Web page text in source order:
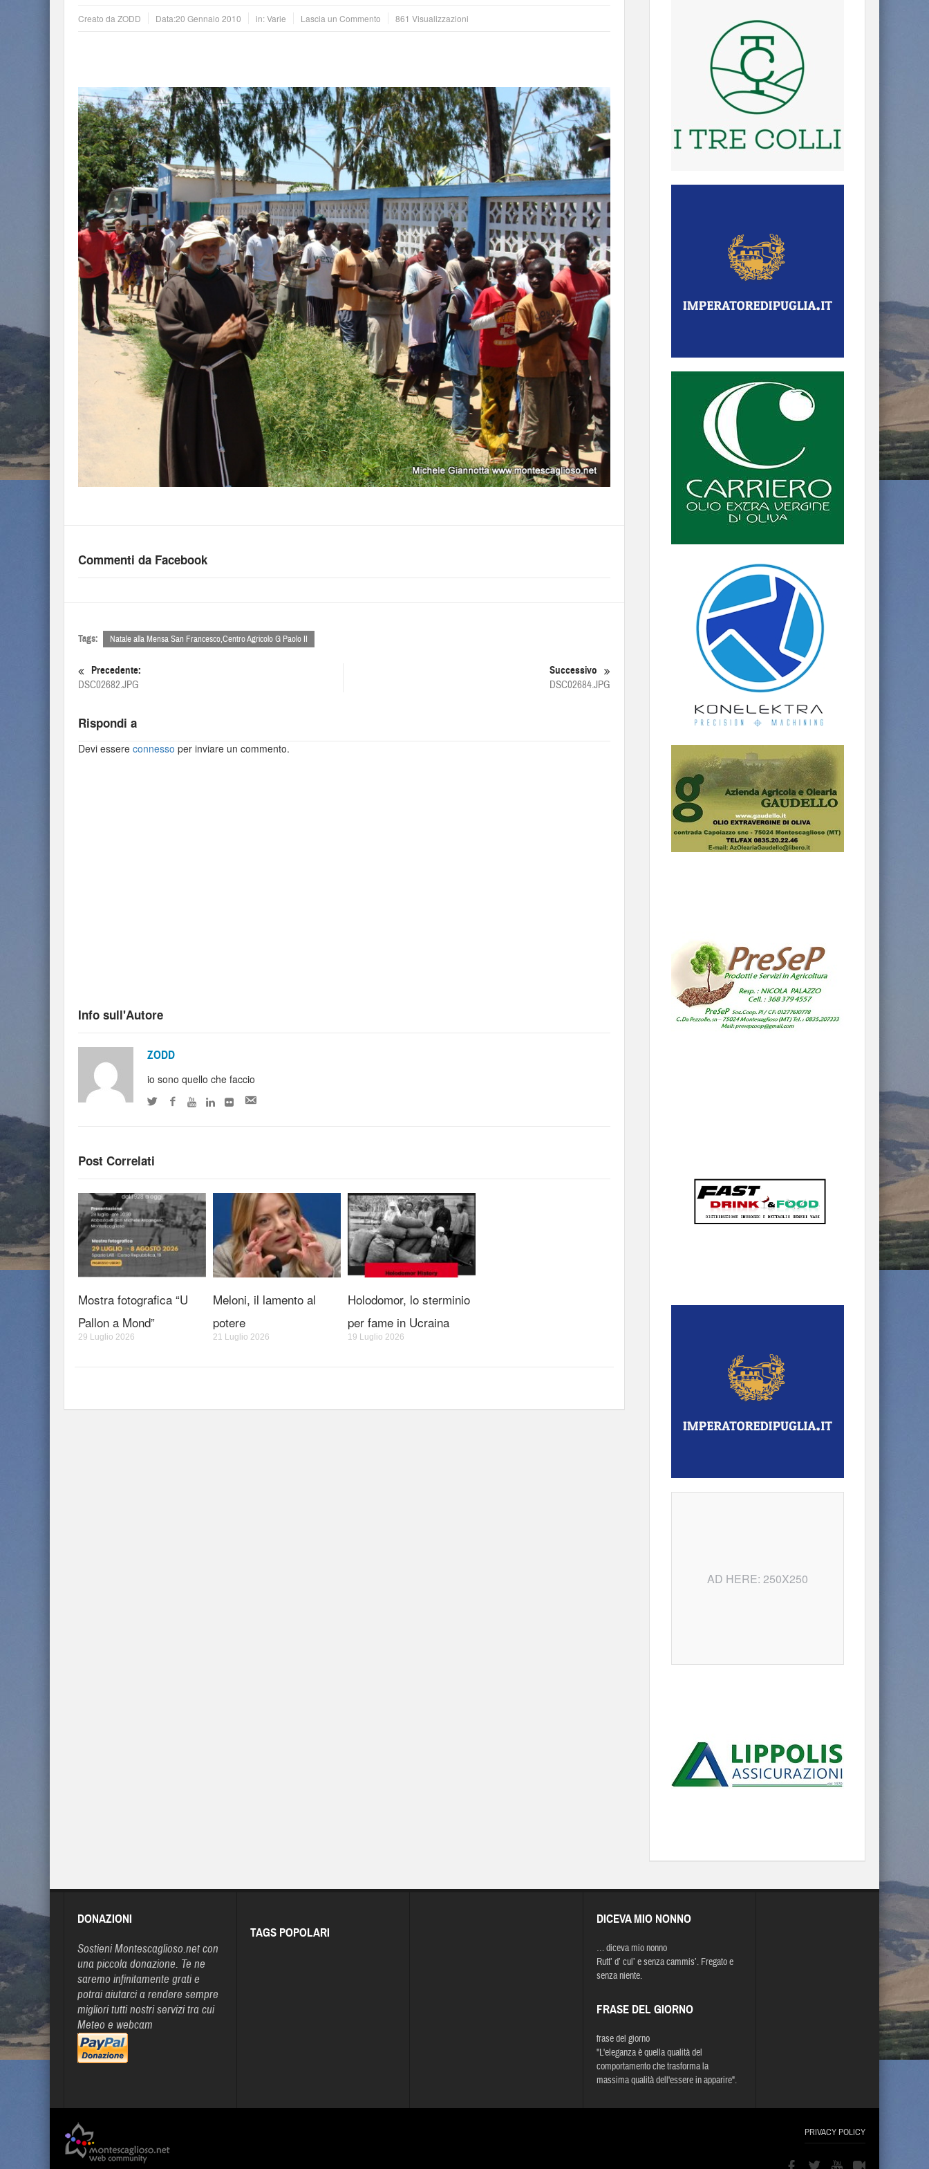
Creato da ZODD Data:20 Gennaio 2010 in:Varie Lascia un Commento 861 Visualizzazioni
Commenti da Facebook
Tags: Natale alla Mensa San Francesco,Centro Agricolo G Paolo II
Precedente:
DSC02682.JPG
Successivo
DSC02684.JPG
Rispondi a
Devi essere connesso per inviare un commento.
Info sull'Autore
ZODD
io sono quello che faccio
Post Correlati
Mostra fotografica “U
Pallon a Mond”
29 Luglio 2026
Meloni, il lamento al
potere
21 Luglio 2026
Holodomor, lo sterminio
per fame in Ucraina
19 Luglio 2026
AD HERE: 250X250
DONAZIONI
Sostieni Montescaglioso.net con
una piccola donazione. Te ne
saremo infinitamente grati e
potrai aiutarci a rendere sempre
migliori tutti nostri servizi tra cui
Meteo e webcam
TAGS POPOLARI
DICEVA MIO NONNO
… diceva mio nonno
Rutt’ d’ cul’ e senza cammis’. Fregato e
senza niente.
FRASE DEL GIORNO
frase del giorno
"L'eleganza è quella qualità del
comportamento che trasforma la
massima qualità dell'essere in apparire".
PRIVACY POLICY